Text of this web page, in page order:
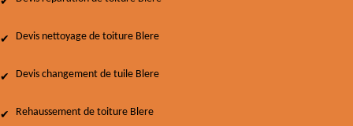
Devis nettoyage de toiture Blere
Devis changement de tuile Blere
Rehaussement de toiture Blere